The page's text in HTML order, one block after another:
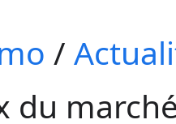
/
du